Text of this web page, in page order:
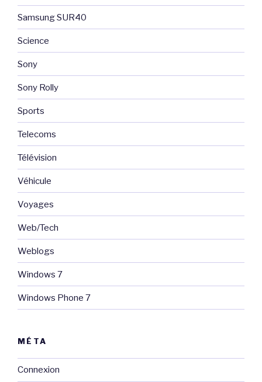
Samsung SUR40
Science
Sony
Sony Rolly
Sports
Telecoms
Télévision
Véhicule
Voyages
Web/Tech
Weblogs
Windows 7
Windows Phone 7
MÉTA
Connexion